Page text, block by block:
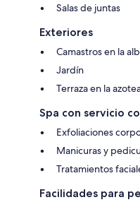
Salas de juntas
Exteriores
Camastros en la
Jardín
Terraza en la
Spa con servicio
Exfoliaciones
Manicuras y
Tratamientos
Facilidades para